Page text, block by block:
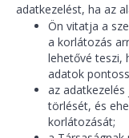
adatkezelést, ha az
Ön vitatja a
a korlátozás
lehetővé teszi,
adatok
az
törlését, és
korlátozását;